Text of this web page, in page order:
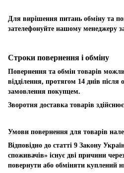
Для вирішення питань обміну та
зателефонуйте нашому менеджеру
Строки повернення і обміну
Повернення та обмін товарів
відділення, протягом 14 днів
замовлення покупцем.
Зворотня доставка товарів
Умови повернення для товарів
Відповідно до статті 9 Закону
споживачів» існує дві причини
повернути або обміняти куплений